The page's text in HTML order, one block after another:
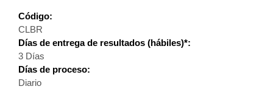
Código:
CLBR
Días de entrega de resultados (hábiles)*:
3 Días
Días de proceso:
Diario